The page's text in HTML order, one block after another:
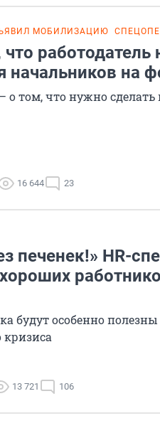
МОБИЛИЗАЦИЮ
работодатель
начальников на
о том, что нужно сделать
16 644 23
печенек!» HR-
будут особенно
кризиса
13 721 106